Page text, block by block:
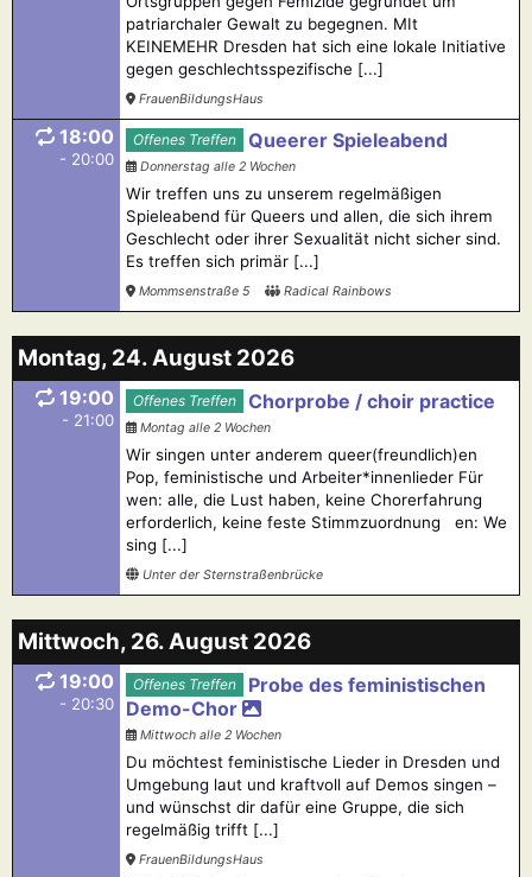
patriarchaler Gewalt zu begegnen. MIt
KEINEMEHR Dresden hat sich eine lokale Initiative
gegen geschlechtsspezifische [...]
FrauenBildungsHaus
18:00
- 20:00
Offenes Treffen Queerer Spieleabend
Donnerstag alle 2 Wochen
Wir treffen uns zu unserem regelmäßigen
Spieleabend für Queers und allen, die sich ihrem
Geschlecht oder ihrer Sexualität nicht sicher sind.
Es treffen sich primär [...]
Mommsenstraße 5 Radical Rainbows
Montag, 24. August 2026
19:00
- 21:00
Offenes Treffen Chorprobe / choir practice
Montag alle 2 Wochen
Wir singen unter anderem queer(freundlich)en
Pop, feministische und Arbeiter*innenlieder Für
wen: alle, die Lust haben, keine Chorerfahrung
erforderlich, keine feste Stimmzuordnung en: We
sing [...]
Unter der Sternstraßenbrücke
Mittwoch, 26. August 2026
19:00
- 20:30
Offenes Treffen
Probe des feministischen
Demo-Chor
Mittwoch alle 2 Wochen
Du möchtest feministische Lieder in Dresden und
Umgebung laut und kraftvoll auf Demos singen –
und wünschst dir dafür eine Gruppe, die sich
regelmäßig trifft [...]
FrauenBildungsHaus